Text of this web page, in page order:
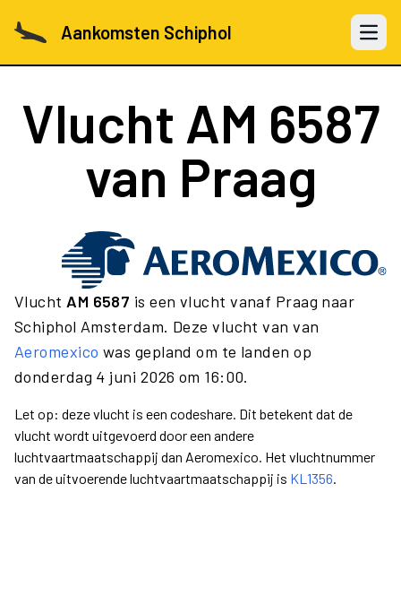
Aankomsten Schiphol Open
Vlucht AM 6587
van Praag
Vlucht AM 6587 is een vlucht vanaf Praag naar
Schiphol Amsterdam. Deze vlucht van van
Aeromexico was gepland om te landen op
donderdag 4 juni 2026 om 16:00.
Let op: deze vlucht is een codeshare. Dit betekent dat de
vlucht wordt uitgevoerd door een andere
luchtvaartmaatschappij dan Aeromexico. Het vluchtnummer
van de uitvoerende luchtvaartmaatschappij is KL1356.